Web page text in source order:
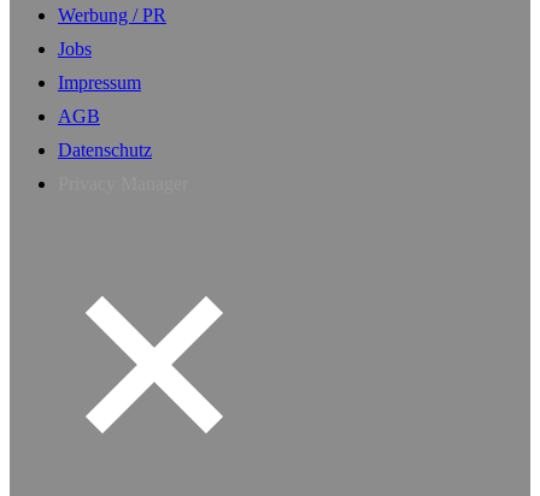
Werbung / PR
Jobs
Impressum
AGB
Datenschutz